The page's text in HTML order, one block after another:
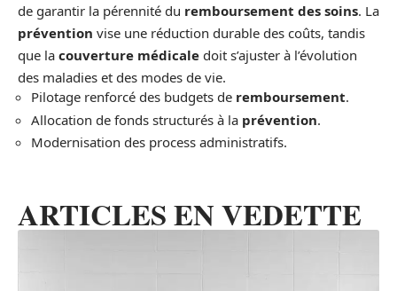
de garantir la pérennité du remboursement des soins. La
prévention vise une réduction durable des coûts, tandis
que la couverture médicale doit s’ajuster à l’évolution
des maladies et des modes de vie.
Pilotage renforcé des budgets de remboursement.
Allocation de fonds structurés à la prévention.
Modernisation des process administratifs.
ARTICLES EN VEDETTE